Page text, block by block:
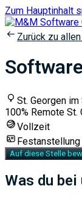
Zum Hauptinhalt
Zurück zu
St. Georgen
100% Remote St.
Vollzeit
Festanstellung
Auf diese Stelle
Was du